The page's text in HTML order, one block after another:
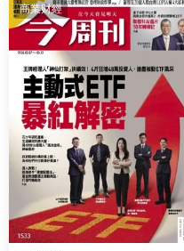
商業财經